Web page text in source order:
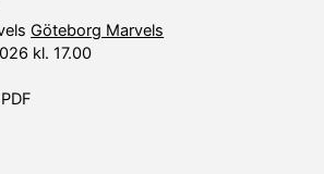
Göteborg Marvels
kl. 17.00